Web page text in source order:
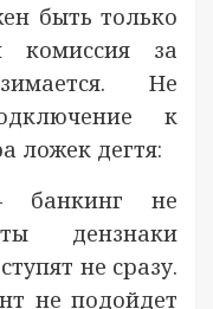
быть только
за
Не
к
ложек дегтя:
банкинг не
дензнаки
не сразу.
не подойдет